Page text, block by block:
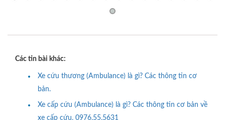
Các tin bài khác:
Xe cứu thương (Ambulance) là gì? Các thông tin cơ
bản.
Xe cấp cứu (Ambulance) là gì? Các thông tin cơ bản về
xe cấp cứu. 0976.55.5631